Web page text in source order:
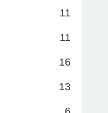
11
11
16
13